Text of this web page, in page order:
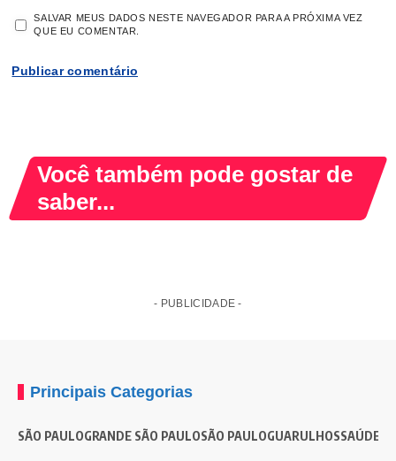
SALVAR MEUS DADOS NESTE NAVEGADOR PARA A PRÓXIMA VEZ
QUE EU COMENTAR.
Você também pode gostar de
saber...
- PUBLICIDADE -
Principais Categorias
SÃO PAULOGRANDE SÃO PAULOSÃO PAULOGUARULHOSSAÚDE